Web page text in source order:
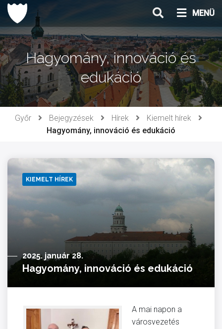
Ugrás
tartalomhoz
MENÜ
Hagyomány, innováció és
edukáció
Győr Bejegyzések Hírek
Kiemelt hírek
Hagyomány, innováció és edukáció
KIEMELT HÍREK
2025. január 28.
Hagyomány, innováció és edukáció
A mai napon a
városvezetés